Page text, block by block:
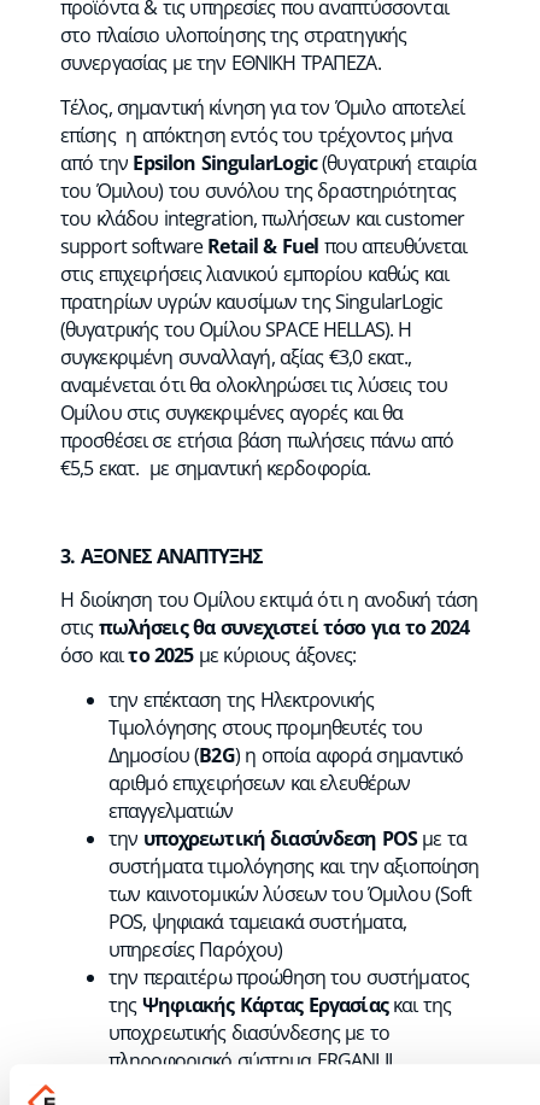
προϊόντα & τις υπηρεσίες που αναπτύσσονται
στο πλαίσιο υλοποίησης της στρατηγικής
συνεργασίας με την ΕΘΝΙΚΗ ΤΡΑΠΕΖΑ.
Τέλος, σημαντική κίνηση για τον Όμιλο αποτελεί
επίσης η απόκτηση εντός του τρέχοντος μήνα
από την Epsilon SingularLogic(θυγατρική εταιρία
του Όμιλου) του συνόλου της δραστηριότητας
του κλάδου integration, πωλήσεων και customer
support softwareRetail & Fuel που απευθύνεται
στις επιχειρήσεις λιανικού εμπορίου καθώς και
πρατηρίων υγρών καυσίμων της SingularLogic
(θυγατρικής του Ομίλου SPACE HELLAS). Η
συγκεκριμένη συναλλαγή, αξίας €3,0 εκατ.,
αναμένεται ότι θα ολοκληρώσει τις λύσεις του
Ομίλου στις συγκεκριμένες αγορές και θα
προσθέσει σε ετήσια βάση πωλήσεις πάνω από
€5,5 εκατ. με σημαντική κερδοφορία.
3. ΑΞΟΝΕΣ ΑΝΑΠΤΥΞΗΣ
Η διοίκηση του Ομίλου εκτιμά ότι η ανοδική τάση
στιςπωλήσεις θα συνεχιστεί τόσο για το 2024
όσο καιτο 2025 με κύριους άξονες:
την επέκταση της Ηλεκτρονικής
Τιμολόγησης στους προμηθευτές του
Δημοσίου (B2G) η οποία αφορά σημαντικό
αριθμό επιχειρήσεων και ελευθέρων
επαγγελματιών
την υποχρεωτική διασύνδεση POSμε τα
συστήματα τιμολόγησης και την αξιοποίηση
των καινοτομικών λύσεων του Όμιλου (Soft
POS, ψηφιακά ταμειακά συστήματα,
υπηρεσίες Παρόχου)
την περαιτέρω προώθηση του συστήματος
τηςΨηφιακής Κάρτας Εργασίαςκαι της
υποχρεωτικής διασύνδεσης με το
πληροφοριακό σύστημα ERGANI II